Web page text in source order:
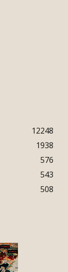
12248
1938
576
543
508